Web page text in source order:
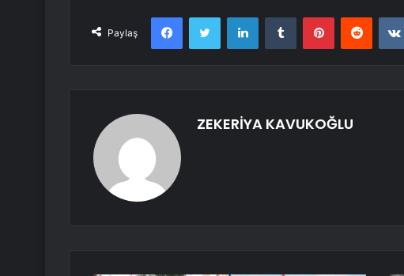
Paylaş
FacebookTwitter LinkedInTumblr PinterestReddit
ZEKERİYA KAVUKOĞLU